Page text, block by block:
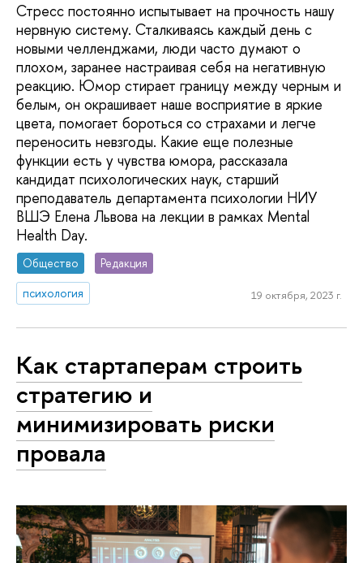
Стресс постоянно испытывает на прочность нашу
нервную систему. Сталкиваясь каждый день с
новыми челленджами, люди часто думают о
плохом, заранее настраивая себя на негативную
реакцию. Юмор стирает границу между черным и
белым, он окрашивает наше восприятие в яркие
цвета, помогает бороться со страхами и легче
переносить невзгоды. Какие еще полезные
функции есть у чувства юмора, рассказала
кандидат психологических наук, старший
преподаватель департамента психологии НИУ
ВШЭ Елена Львова на лекции в рамках Mental
Health Day.
Общество
Редакция
психология
19 октября, 2023 г.
Как стартаперам строить
стратегию и
минимизировать риски
провала